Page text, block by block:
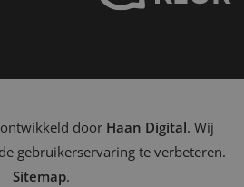
door Haan Digital. Wij
gebruikerservaring te verbeteren.
Sitemap.